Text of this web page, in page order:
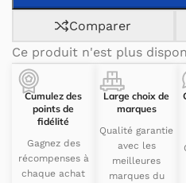
Comparer
Ce produit n'est plus
Cumulez des
points de
fidélité
Gagnez des
récompenses à
chaque achat
Large choix de
marques
Qualité garantie
avec les
meilleures
marques du